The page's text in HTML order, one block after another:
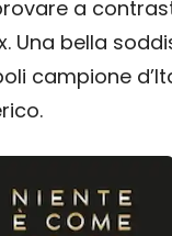
a
Una bella
campione